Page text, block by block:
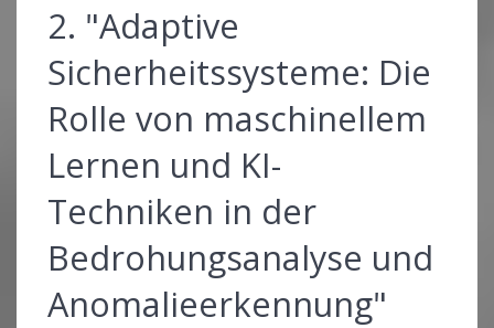
2. "Adaptive
Sicherheitssysteme: Die
Rolle von maschinellem
Lernen und KI-
Techniken in der
Bedrohungsanalyse und
Anomalieerkennung"